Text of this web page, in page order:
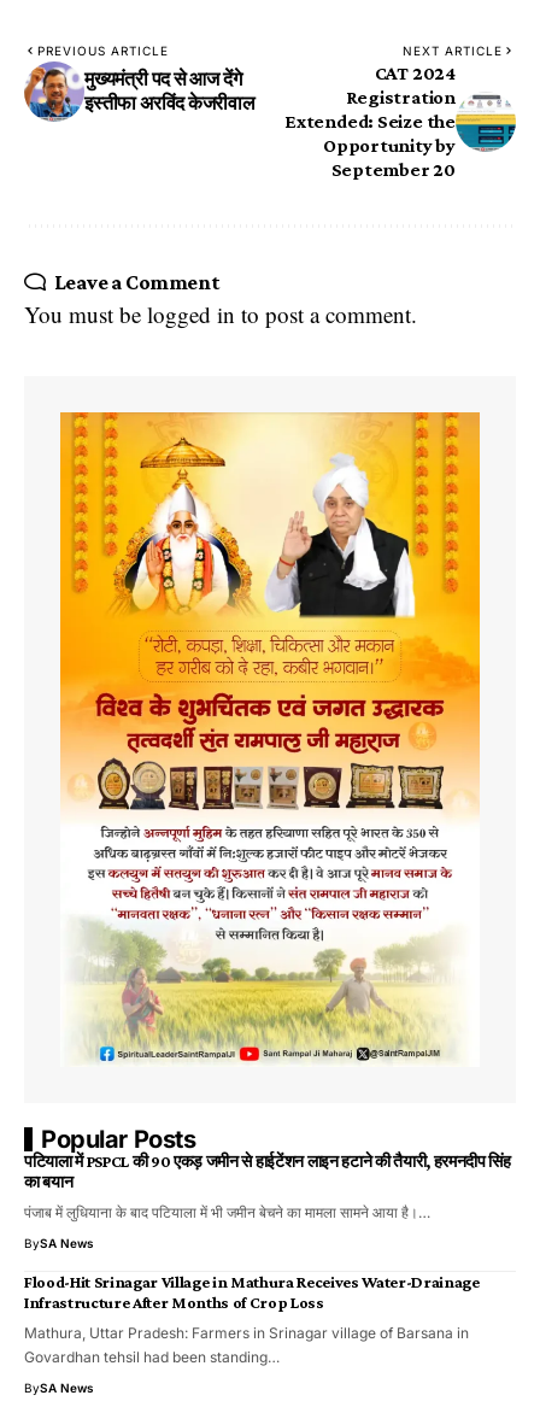
PREVIOUS ARTICLE
मुख्यमंत्री पद से आज देंगे
इस्तीफा अरविंद केजरीवाल
NEXT ARTICLE
CAT 2024
Registration
Extended: Seize the
Opportunity by
September 20
Leave a Comment
You must be logged in to post a comment.
Popular Posts
पटियाला में PSPCL की 90 एकड़ जमीन से हाईटेंशन लाइन हटाने की तैयारी, हरमनदीप सिंह
का बयान
पंजाब में लुधियाना के बाद पटियाला में भी जमीन बेचने का मामला सामने आया है।…
BySA News
Flood-Hit Srinagar Village in Mathura Receives Water-Drainage
Infrastructure After Months of Crop Loss
Mathura, Uttar Pradesh: Farmers in Srinagar village of Barsana in
Govardhan tehsil had been standing…
BySA News